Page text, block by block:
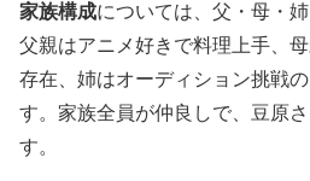
家族構成については、父・母・
父親はアニメ好きで料理上手、
存在、姉はオーディション挑戦
す。家族全員が仲良しで、豆原
す。